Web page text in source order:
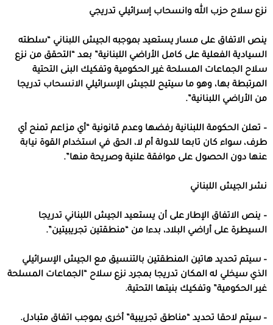
نزع سلاح حزب الله وانسحاب إسرائيلي تدريجي
ينص الاتفاق على مسار يستعيد بموجبه الجيش اللبناني “سلطته
السيادية الفعلية على كامل الأراضي اللبنانية” بعد “التحقق من نزع
سلاح الجماعات المسلحة غير الحكومية وتفكيك البنى التحتية
المرتبطة بها، وهو ما سيتيح للجيش الإسرائيلي الانسحاب تدريجا
من الأراضي اللبنانية”.
– تعلن الحكومة اللبنانية رفضها وعدم قانونية “أي مزاعم تمنح أي
طرف، سواء كان تابعا للدولة أم لا، الحق في استخدام القوة نيابة
عنها دون الحصول على موافقة علنية وصريحة منها”.
نشر الجيش اللبناني
– ينص الاتفاق الإطار على أن يستعيد الجيش اللبناني تدريجا
السيطرة على أراضي البلاد، بدءا من “منطقتين تجريبيتين”.
– سيتم تحديد هاتين المنطقتين بالتنسيق مع الجيش الإسرائيلي
الذي سيخلي له المكان تدريجا بمجرد نزع سلاح “الجماعات المسلحة
غير الحكومية” وتفكيك بنيتها التحتية.
– سيتم لاحقا تحديد “مناطق تجريبية” أخرى بموجب اتفاق متبادل.